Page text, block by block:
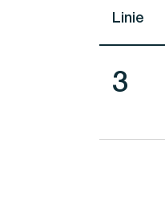
Linie
Linie
3